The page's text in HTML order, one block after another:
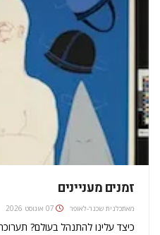
זמנים מעניינים
מאתכלנית שכנר-לאופר 07 אוגוסט 2026
כיצד עלינו להתנהל בעולם?